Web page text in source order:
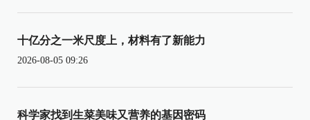
十亿分之一米尺度上，材料有了新能力
2026-08-05 09:26
科学家找到生菜美味又营养的基因密码